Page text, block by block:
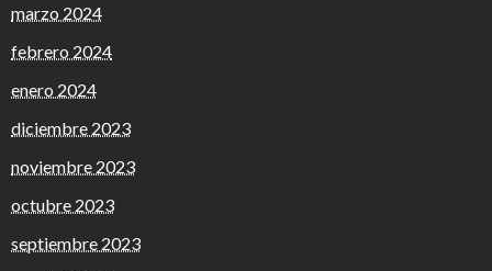
marzo 2024
febrero 2024
enero 2024
diciembre 2023
noviembre 2023
octubre 2023
septiembre 2023